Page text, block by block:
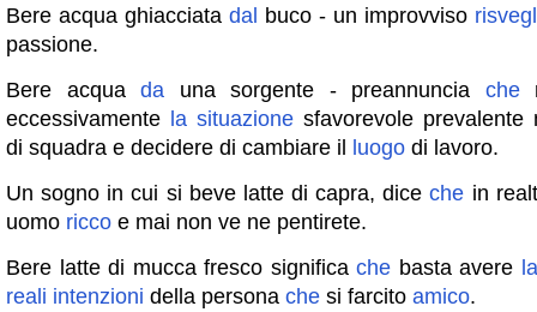
Bere acqua ghiacciata dal buco - un improvviso
passione.
Bere acquada una sorgente - preannuncia che
eccessivamente la situazione sfavorevole
di squadra e decidere di cambiare il
luogo di lavoro.
Un sogno in cui si beve latte di capra, diceche in
uomo ricco e mai non ve ne pentirete.
Bere latte di mucca fresco significache basta avere la
reali intenzioni della persona che si farcito amico.